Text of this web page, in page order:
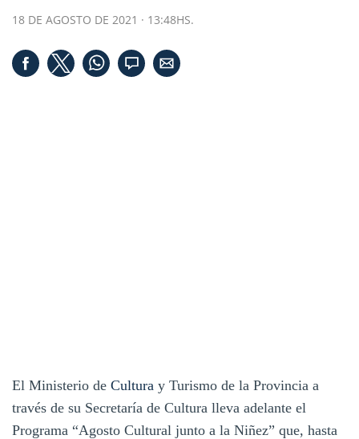
18 DE AGOSTO DE 2021 · 13:48HS.
El Ministerio de Cultura y Turismo de la Provincia a
través de su Secretaría de Cultura lleva adelante el
Programa “Agosto Cultural junto a la Niñez” que, hasta